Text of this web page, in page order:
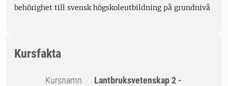
behörighet till svensk högskoleutbildning på grundnivå
Kursfakta
Kursnamn
Lantbruksvetenskap 2 -